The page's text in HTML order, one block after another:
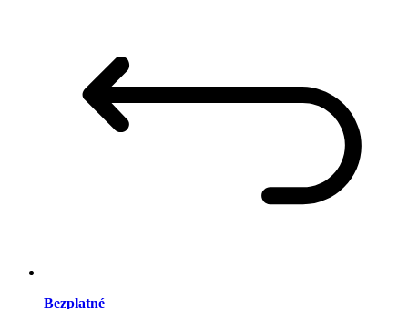
Bezplatné